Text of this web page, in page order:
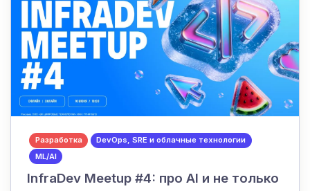
Разработка
DevOps, SRE и облачные технологии
ML/AI
InfraDev Meetup #4: про AI и не только